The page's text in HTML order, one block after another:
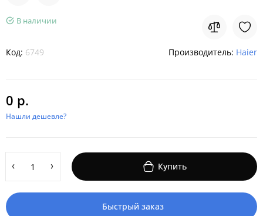
В наличии
Код: 6749 Производитель: Haier
0 р.
Нашли дешевле?
Купить
Быстрый заказ